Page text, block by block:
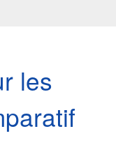
les